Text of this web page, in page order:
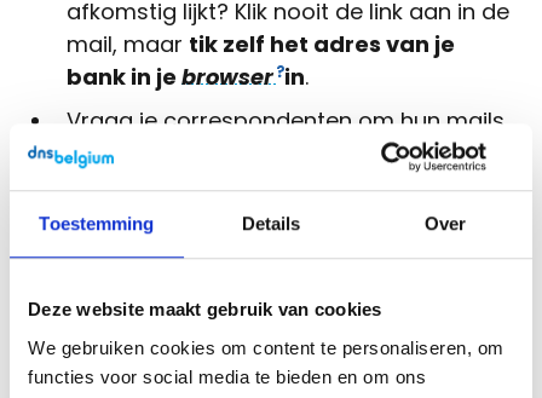
Toestemming Details Over
Deze website maakt gebruik van cookies
We gebruiken cookies om content te personaliseren, om
functies voor social media te bieden en om ons
afkomstig lijkt? Klik nooit de link aan in de
mail, maar tik zelf het adres van je
bank in je browserin.
Vraag je correspondenten om hun mails
digitaal te ondertekenen (
lees hier hoe je
dat doet bij Outlook)
Secure e-mail via het
Sender Policy
Frameworkkan een oplossing zijn, maar
niet alle e-mailproviders bieden deze
Een gewaarschuwd man/vrouw is er twee